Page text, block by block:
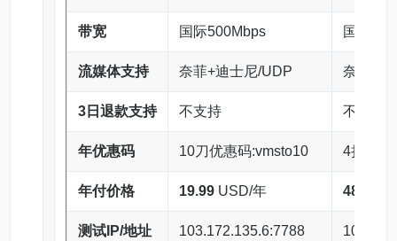
带宽 国际500Mbps 国际
流媒体支持 奈菲+迪士尼/UDP 奈菲+迪
3日退款支持 不支持 不支持
年优惠码 10刀优惠码:vmsto10 4折优惠
年付价格 19.99 USD/年 48.00
测试IP/地址 103.172.135.6:7788